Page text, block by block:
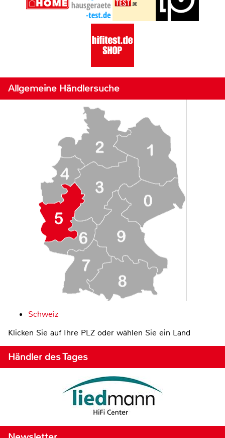
Allgemeine Händlersuche
Schweiz
Klicken Sie auf Ihre PLZ oder wählen Sie ein Land
Händler des Tages